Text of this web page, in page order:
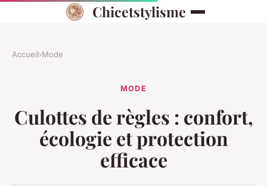
Chicetstylisme
Accueil›Mode
MODE
Culottes de règles : confort,
écologie et protection
efficace